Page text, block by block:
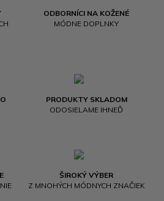
ODBORNÍCI NA KOŽENÉ
MÓDNE DOPLNKY
PRODUKTY SKLADOM
ODOSIELAME IHNEĎ
ŠIROKÝ VÝBER
Z MNOHÝCH MÓDNYCH ZNAČIEK